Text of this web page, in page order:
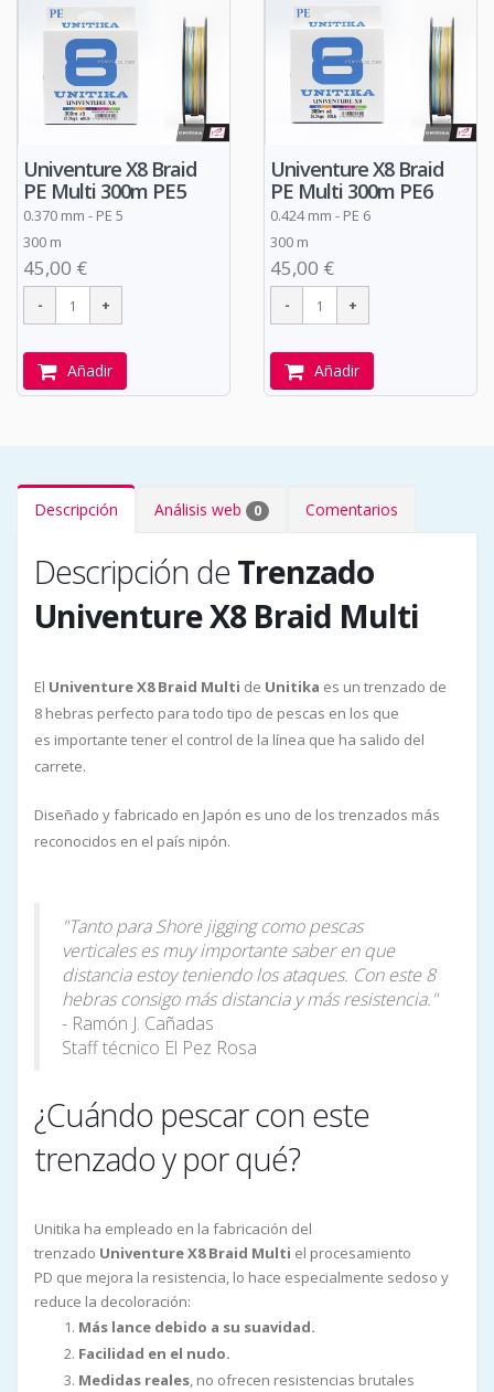
Univenture X8 Braid
PE Multi 300m PE5
0.370 mm - PE 5
300 m
45,00 €
Añadir
Univenture X8 Braid
PE Multi 300m PE6
0.424 mm - PE 6
300 m
45,00 €
Añadir
Descripción Análisis web 0 Comentarios
Descripción deTrenzado
Univenture X8 Braid Multi
El Univenture X8 Braid Multi de Unitika es un trenzado de
8 hebras perfecto para todo tipo de pescas en los que
es importante tener el control de la línea que ha salido del
carrete.
Diseñado y fabricado en Japón es uno de los trenzados más
reconocidos en el país nipón.
"Tanto para Shore jigging como pescas
verticales es muy importante saber en que
distancia estoy teniendo los ataques. Con este 8
hebras consigo más distancia y más resistencia."
- Ramón J. Cañadas
Staff técnico El Pez Rosa
¿Cuándo pescar con este
trenzado y por qué?
Unitika ha empleado en la fabricación del
trenzado Univenture X8 Braid Multi el procesamiento
PD que mejora la resistencia, lo hace especialmente sedoso y
reduce la decoloración:
Más lance debido a su suavidad.
Facilidad en el nudo.
Medidas reales, no ofrecen resistencias brutales